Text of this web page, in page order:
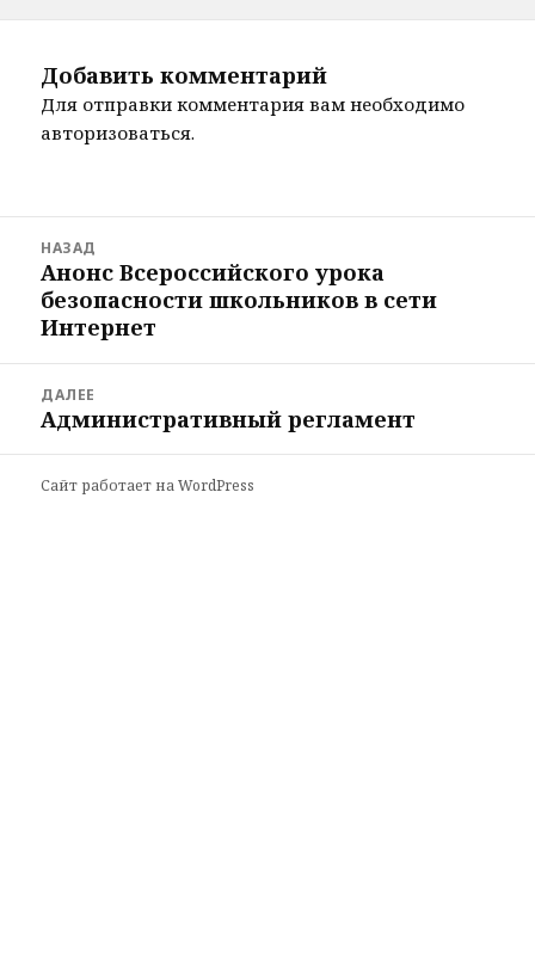
Добавить комментарий
Для отправки комментария вам необходимо
авторизоваться.
записям
НАЗАД
Предыдущая
запись:
Анонс Всероссийского урока
безопасности школьников в сети
Интернет
ДАЛЕЕ
Следующая
Административный регламент
Сайт работает на WordPress